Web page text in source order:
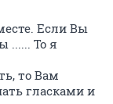
Если Вы
...... То я
то Вам
гласками и